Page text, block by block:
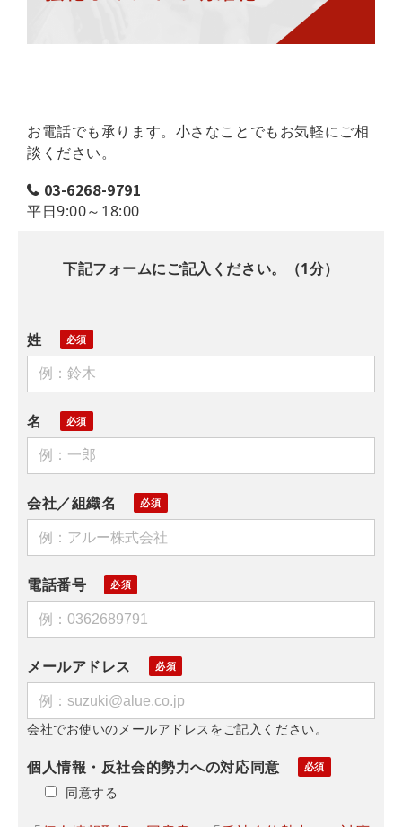
お電話でも承ります。小さなことでもお気軽にご相
談ください。
03-6268-9791
平日9:00～18:00
下記フォームにご記入ください。（1分）
姓
名
会社／組織名
電話番号
メールアドレス
会社でお使いのメールアドレスをご記入ください。
個人情報・反社会的勢力への対応同意
同意する